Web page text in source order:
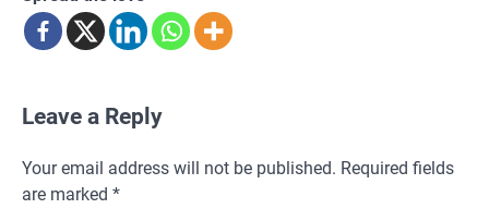
Leave a Reply
Your email address will not be published. Required fields
are marked *